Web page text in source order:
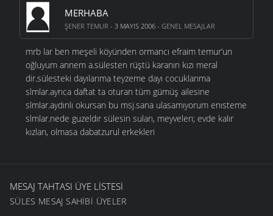
MERHABA
ŞENER TEMUR - 3 MAYIS 2006 - GENEL MESAJLAR
mrb lar ben meşeli köyünden ormancı efraim temur’un
oğluyum annem a.sülesten rüştü karanın kızı meral
dir.sülesteki dayılarıma teyzeme dayı cocuklarıma
slmlar.ayrıca daftat ta oturan tüm gümüş ailesine
slmlar.aydınlı okursan bu msj.sana ulasamıyorum enısteme
slmlar.nede guzeldır sülesin suları, meyvelerı; evde kalır
kızları, olmasa dabatzurul erkekleri
MESAJ TAHTASI ÜYE LISTESI
SÜLES MESAJ SAHIBI ÜYELER